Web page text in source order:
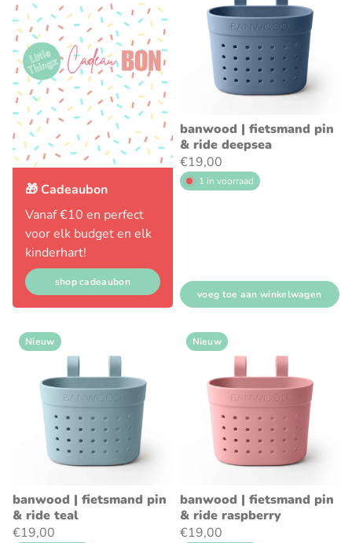
🎁 Cadeaubon
Vanaf €10 en perfect
voor elk budget en elk
kinderhart!
shop cadeaubon
banwood | fietsmand pin
& ride deepsea
€19,00
1 in voorraad
voeg toe aan winkelwagen
Nieuw
banwood | fietsmand pin
& ride teal
€19,00
Nieuw
banwood | fietsmand pin
& ride raspberry
€19,00